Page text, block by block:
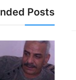
Posts